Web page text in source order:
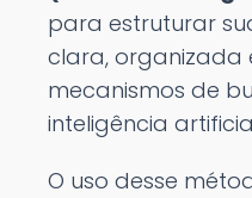
para estruturar
clara, organizada
mecanismos de
inteligência
O uso desse